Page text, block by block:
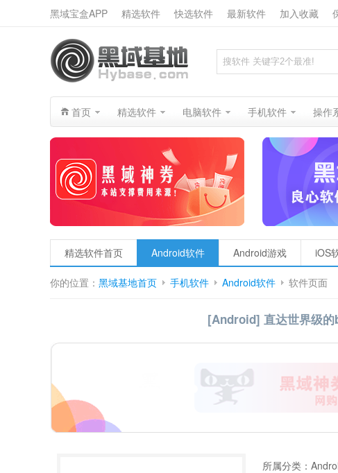
黑域宝盒APP 精选软件 快选软件 最新软件 加入收藏
首页 精选软件 电脑软件 手机软件 操作
精选软件首页 Android软件 Android游戏 iOS
你的位置： 黑域基地首页 手机软件 Android软件 软件页面
[Android] 直达世界级
所属分类：